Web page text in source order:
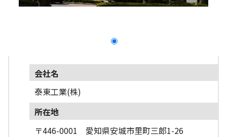
よくあるご質問
会社名
泰東工業(株)
所在地
〒446-0001 愛知県安城市里町三郎1-26